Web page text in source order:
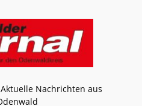
Nachrichten aus